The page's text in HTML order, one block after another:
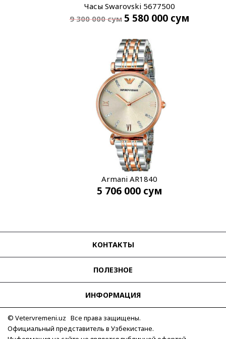
Часы Swarovski 5677500
9 300 000сум 5 580 000 сум
Armani AR1840
5 706 000 сум
КОНТАКТЫ
ПОЛЕЗНОЕ
ИНФОРМАЦИЯ
© Vetervremeni.uz Все права защищены.
Официальный представитель в Узбекистане.